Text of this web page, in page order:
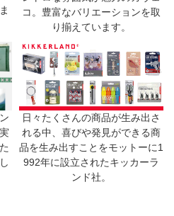
コ。豊富なバリエーションを取
り揃えています。
日々たくさんの商品が生み出さ
れる中、喜びや発見ができる商
品を生み出すことをモットーに1
992年に設立されたキッカーラ
ンド社。